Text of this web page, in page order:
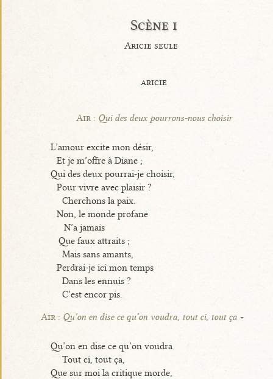
Scène i
Aricie seule
aricie
Air : Qui des deux pourrons-nous choisir
L’amour excite mon désir,
Et je m’offre à Diane ;
Qui des deux pourrai-je choisir,
Pour vivre avec plaisir ?
Cherchons la paix.
Non, le monde profane
N’a jamais
Que faux attraits ;
Mais sans amants,
Perdrai-je ici mon temps
Dans les ennuis ?
C’est encor pis.
Air : Qu’on en dise ce qu’on voudra, tout ci, tout ça
Qu’on en dise ce qu’on voudra
Tout ci, tout ça,
Que sur moi la critique morde,